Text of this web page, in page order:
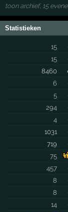
toon archief, 15
Statistieken
15
15
8460
6
5
294
4
1031
719
75
457
8
8
14